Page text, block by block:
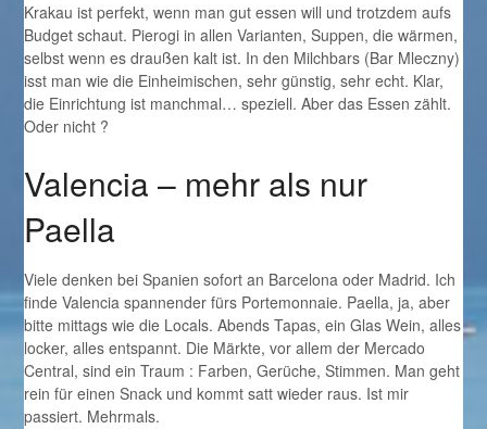
Krakau ist perfekt, wenn man gut essen will und trotzdem aufs
Budget schaut. Pierogi in allen Varianten, Suppen, die wärmen,
selbst wenn es draußen kalt ist. In den Milchbars (Bar Mleczny)
isst man wie die Einheimischen, sehr günstig, sehr echt. Klar,
die Einrichtung ist manchmal… speziell. Aber das Essen zählt.
Oder nicht ?
Valencia – mehr als nur
Paella
Viele denken bei Spanien sofort an Barcelona oder Madrid. Ich
finde Valencia spannender fürs Portemonnaie. Paella, ja, aber
bitte mittags wie die Locals. Abends Tapas, ein Glas Wein, alles
locker, alles entspannt. Die Märkte, vor allem der Mercado
Central, sind ein Traum : Farben, Gerüche, Stimmen. Man geht
rein für einen Snack und kommt satt wieder raus. Ist mir
passiert. Mehrmals.